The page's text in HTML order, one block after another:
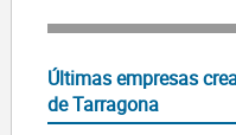
Últimas empresas
de Tarragona